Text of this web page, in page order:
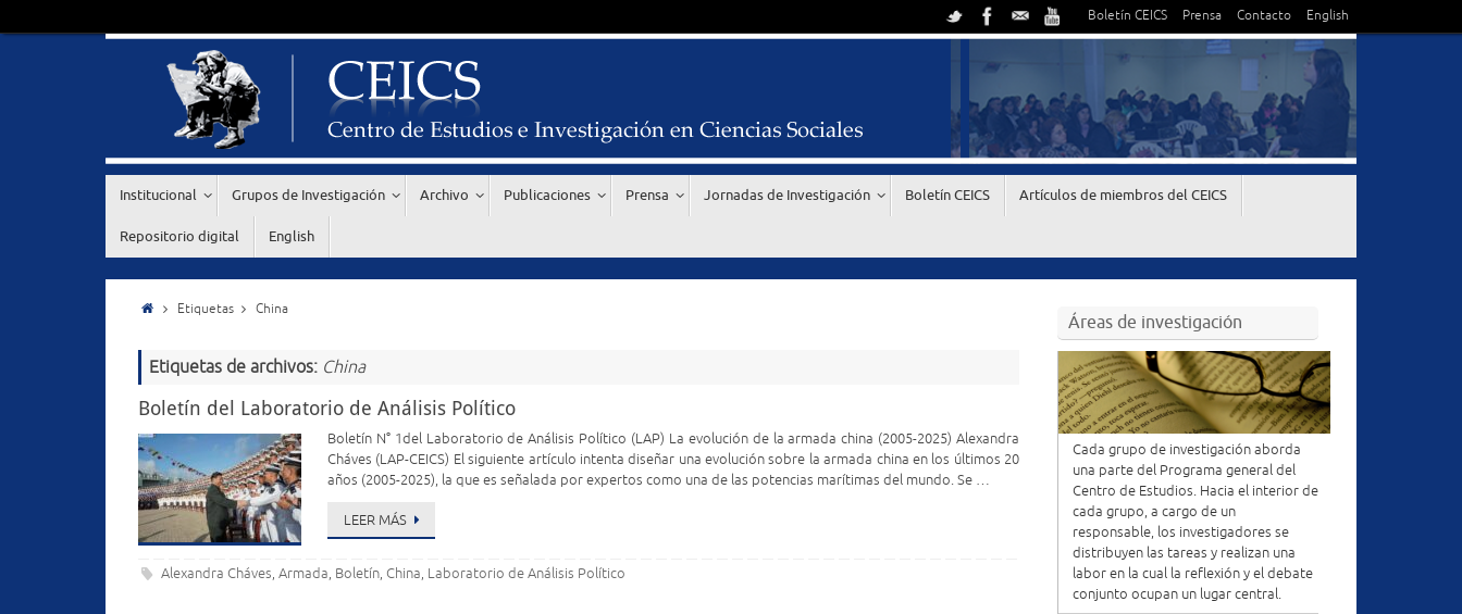
Boletín CEICS Prensa Contacto English
Institucional Grupos de Investigación Archivo Publicaciones Prensa Jornadas de Investigación Boletín CEICS Artículos de miembros del CEICS
Repositorio digital English
Etiquetas China
Etiquetas de archivos: China
Boletín del Laboratorio de Análisis Político
Boletín N° 1del Laboratorio de Análisis Político (LAP) La evolución de la armada china (2005-2025) Alexandra
Cháves (LAP-CEICS) El siguiente artículo intenta diseñar una evolución sobre la armada china en los últimos 20
años (2005-2025), la que es señalada por expertos como una de las potencias marítimas del mundo. Se …
LEER MÁS
Alexandra Cháves,Armada, Boletín,China, Laboratorio de Análisis Político
Áreas de investigación
Cada grupo de investigación aborda
una parte del Programa general del
Centro de Estudios. Hacia el interior de
cada grupo, a cargo de un
responsable, los investigadores se
distribuyen las tareas y realizan una
labor en la cual la reflexión y el debate
conjunto ocupan un lugar central.